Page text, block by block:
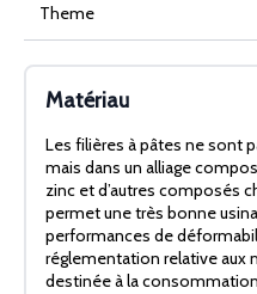
Theme
Matériau
Les filières à pâtes ne sont
mais dans un alliage
zinc et d’autres composés
permet une très bonne
performances de
réglementation relative aux
destinée à la